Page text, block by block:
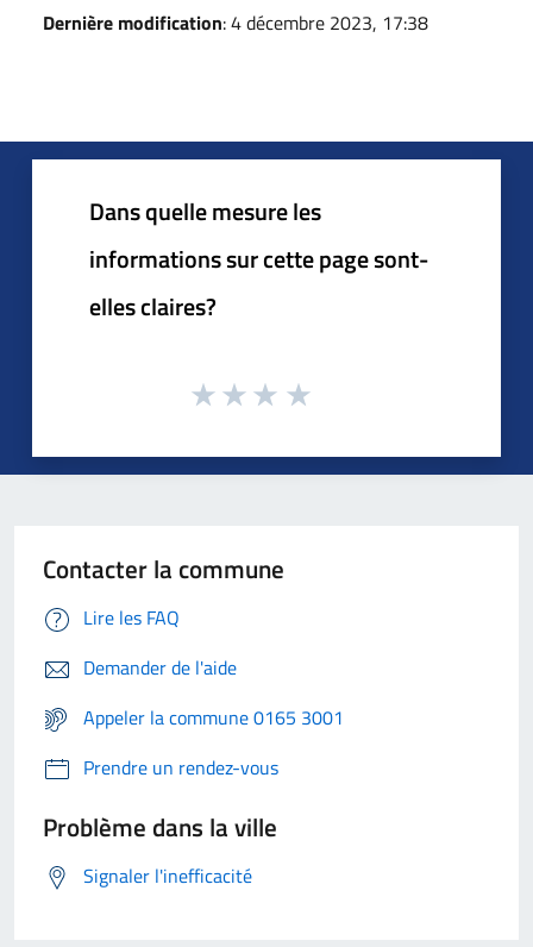
Dernière modification: 4 décembre 2023, 17:38
Dans quelle mesure les
informations sur cette page sont-
elles claires?
Contacter la commune
Lire les FAQ
Demander de l'aide
Appeler la commune 0165 3001
Prendre un rendez-vous
Problème dans la ville
Signaler l'inefficacité